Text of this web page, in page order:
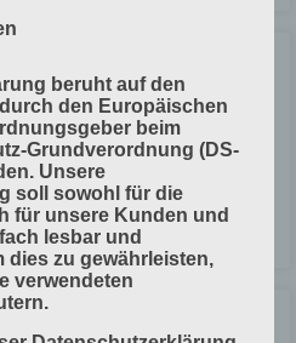
Falzen
Maschinen. Von Hand arbeitet man
Sonderarbeiten, der
Einrichtung
beruht auf den
den Europäischen
beim
Grundverordnung (DS-
Unsere
soll sowohl für die
für unsere Kunden und
lesbar und
dies zu gewährleisten,
verwendeten